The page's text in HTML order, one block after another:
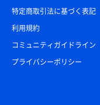
特定商取引法に基づく表記
利用規約
コミュニティガイドライン
プライバシーポリシー